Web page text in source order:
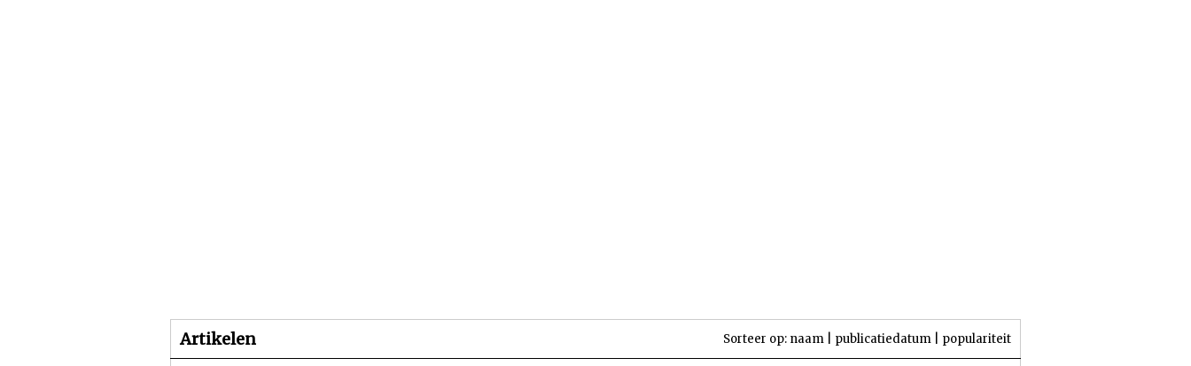
Artikelen Sorteer op: naam publicatiedatum populariteit